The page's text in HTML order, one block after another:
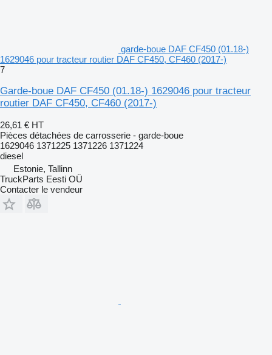
garde-boue DAF CF450 (01.18-)
1629046 pour tracteur routier DAF CF450, CF460 (2017-)
7
Garde-boue DAF CF450 (01.18-) 1629046 pour tracteur
routier DAF CF450, CF460 (2017-)
26,61 € HT
Pièces détachées de carrosserie - garde-boue
1629046 1371225 1371226 1371224
diesel
Estonie, Tallinn
TruckParts Eesti OÜ
Contacter le vendeur